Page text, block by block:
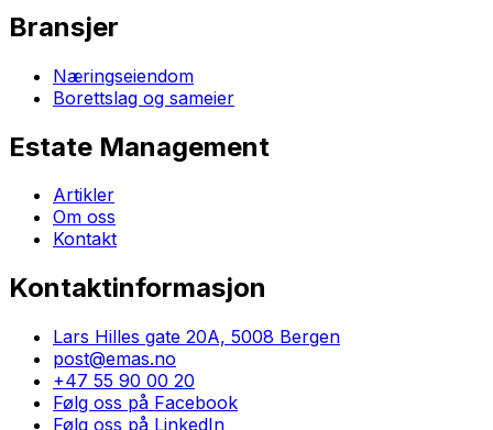
Bransjer
Næringseiendom
Borettslag og sameier
Estate Management
Artikler
Om oss
Kontakt
Kontaktinformasjon
Lars Hilles gate 20A, 5008 Bergen
post@emas.no
+47 55 90 00 20
Følg oss på Facebook
Følg oss på LinkedIn